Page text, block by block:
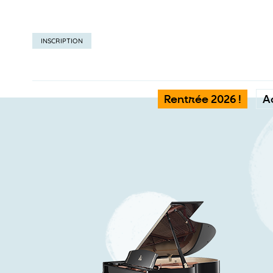
Rentrée 2026 !
INSCRIPTION